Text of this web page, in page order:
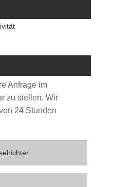
Anfrage im
zu stellen. Wir
24 Stunden